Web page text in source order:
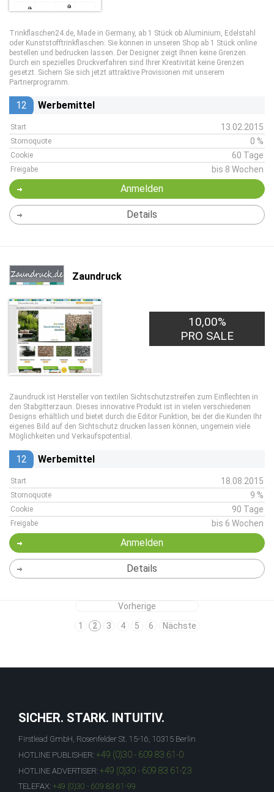
Trinkflaschen24.de, Made in Germany, ab 1 Stück ob Aluminium, Edelstahl
oder Kunststofftrinkflaschen. Sie können in unseren Shop ab 1 Stück online
bestellen und bedrucken lassen. Der Designer zeigt Ihnen keine Grenzen.
Durch ein spezielles Druckverfahren sind Ihrer Kreativität keine Grenzen
gesetzt. Sichern Sie sich jetzt attraktive Provisionen mit unserem
Partnerprogramm.
12 Werbemittel
Start 13.02.2015
Stornoquote 0 %
Cookie 60 Tage
Freigabe bis 8 Wochen
Anmelden
Details
Zaundruck
10,00%
PRO SALE
Zaundruck ist Hersteller von textilen Sichtschutzstreifen zum Einflechten in
den Stabgitterzaun. Dieses innovative Produkt ist in vielen verschiedenen
Designs erhältlich und bietet durch die Editor Funktion, bei der die Kunden Ihr
eigenes Bild auf den Sichtschutz drucken lassen können, ungemein viele
Möglichkeiten und Verkaufspotential.
12 Werbemittel
Start 18.08.2015
Stornoquote 9 %
Cookie 90 Tage
Freigabe bis 6 Wochen
Anmelden
Details
Vorherige
1
2 3 4 5 6 Nächste
SICHER. STARK. INTUITIV.
Firstlead GmbH, Rosenfelder St. 15-16, 10315 Berlin
HOTLINE PUBLISHER: +49 (0)30 - 609 83 61-0
HOTLINE ADVERTISER: +49 (0)30 - 609 83 61-23
TELEFAX: +49 (0)30 - 609 83 61-99